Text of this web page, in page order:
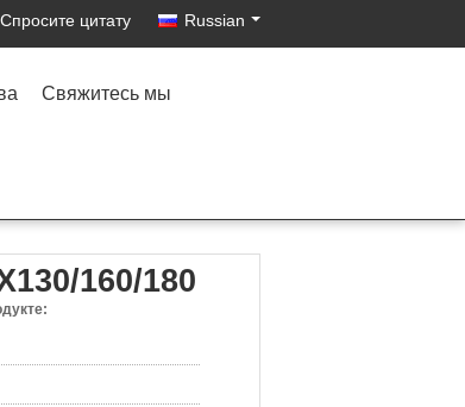
Спросите цитату Russian
Свяжитесь мы
160/180